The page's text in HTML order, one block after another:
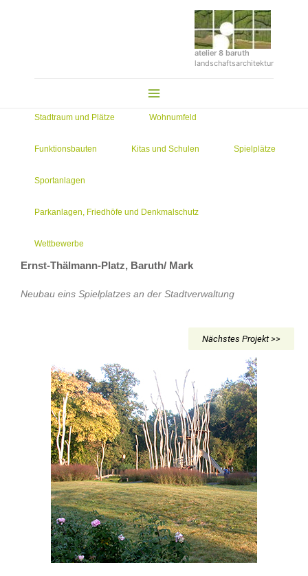
atelier 8 baruth
landschaftsarchitektur
Main
Menu
Stadtraum und Plätze Wohnumfeld
Funktionsbauten Kitas und Schulen Spielplätze
Sportanlagen
Parkanlagen, Friedhöfe und Denkmalschutz
Wettbewerbe
Ernst-Thälmann-Platz, Baruth/ Mark
Neubau eins Spielplatzes an der Stadtverwaltung
Nächstes Projekt >>